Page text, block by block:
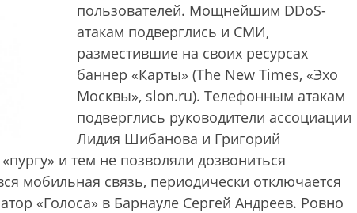
пользователей. Мощнейшим DDoS-
атакам подверглись и СМИ,
разместившие на своих ресурсах
баннер «Карты» (The New Times, «Эхо
Москвы», slon.ru). Телефонным атакам
подверглись руководители ассоциации
Лидия Шибанова и Григорий
и тем не позволяли дозвониться
мобильная связь, периодически отключается
«Голоса» в Барнауле Сергей Андреев. Ровно